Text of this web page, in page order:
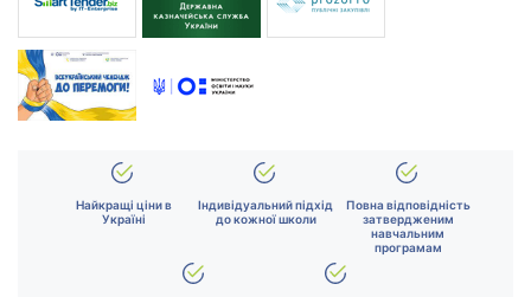
Найкращі ціни в
Україні
Індивідуальний підхід
до кожної школи
Повна відповідність
затвердженим
навчальним
програмам